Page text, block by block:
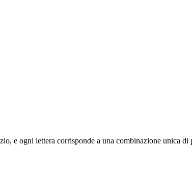
e ogni lettera corrisponde a una combinazione unica di